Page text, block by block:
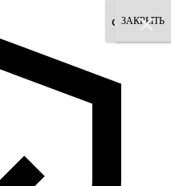
×
×
×
×
согласен
×
×
ЗАКРЫТЬ
×
×